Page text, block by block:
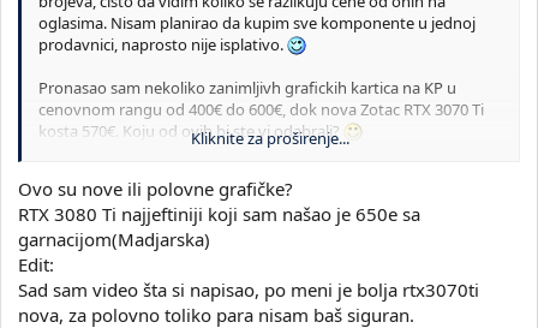
oglasima. Nisam planirao da kupim sve komponente u jednoj
prodavnici, naprosto nije isplativo.
Pronasao sam nekoliko zanimljivh grafickih kartica na KP u
cenovnom rangu od 400€ do 600€, dok nova Zotac RTX 3070 Ti
kosta 570€. Koju od ovih bi ste vi odabrali?
RTX 3090 570€ +
RTX 4060 Ti 390€ +
RTX 4070 550€ +
RX 6950 XT 600€ +
RX 7700 XT 500€ +
RX 7800 XT 575€ +
Kliknite za proširenje...
Ovo su nove ili polovne grafičke?
RTX 3080 Ti najjeftiniji koji sam našao je 650e sa
garnacijom(Madjarska)
Edit:
Sad sam video šta si napisao, po meni je bolja rtx3070ti
nova, za polovno toliko para nisam baš siguran.